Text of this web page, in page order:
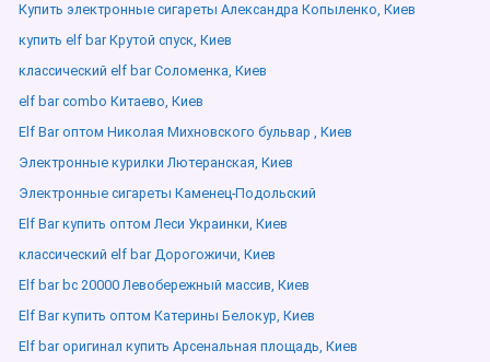
Купить электронные сигареты Александра Копыленко, Киев
купить elf bar Крутой спуск, Киев
классический elf bar Соломенка, Киев
elf bar combo Китаево, Киев
Elf Bar оптом Николая Михновского бульвар , Киев
Электронные курилки Лютеранская, Киев
Электронные сигареты Каменец-Подольский
Elf Bar купить оптом Леси Украинки, Киев
классический elf bar Дорогожичи, Киев
Elf bar bc 20000 Левобережный массив, Киев
Elf Bar купить оптом Катерины Белокур, Киев
Elf bar оригинал купить Арсенальная площадь, Киев